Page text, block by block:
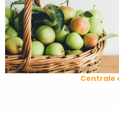
Centrale